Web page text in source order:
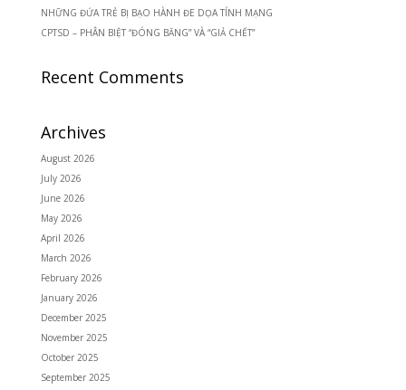
NHỮNG ĐỨA TRẺ BỊ BẠO HÀNH ĐE DỌA TÍNH MẠNG
CPTSD – PHÂN BIỆT “ĐÓNG BĂNG” VÀ “GIẢ CHẾT”
Recent Comments
Archives
August 2026
July 2026
June 2026
May 2026
April 2026
March 2026
February 2026
January 2026
December 2025
November 2025
October 2025
September 2025